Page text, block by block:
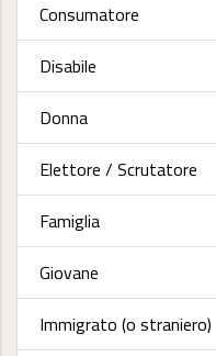
Consumatore
Disabile
Donna
Elettore / Scrutatore
Famiglia
Giovane
Immigrato (o straniero)